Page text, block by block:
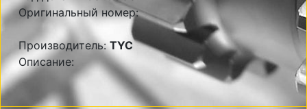
Оригинальный номер:
Производитель:TYC
Описание: